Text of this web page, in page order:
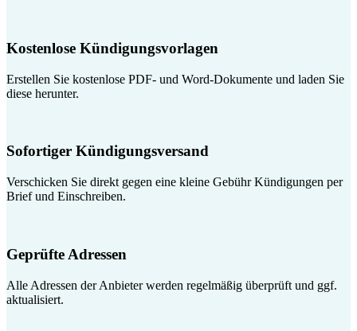
Kostenlose Kündigungsvorlagen
Erstellen Sie kostenlose PDF- und Word-Dokumente und laden Sie
diese herunter.
Sofortiger Kündigungsversand
Verschicken Sie direkt gegen eine kleine Gebühr Kündigungen per
Brief und Einschreiben.
Geprüfte Adressen
Alle Adressen der Anbieter werden regelmäßig überprüft und ggf.
aktualisiert.